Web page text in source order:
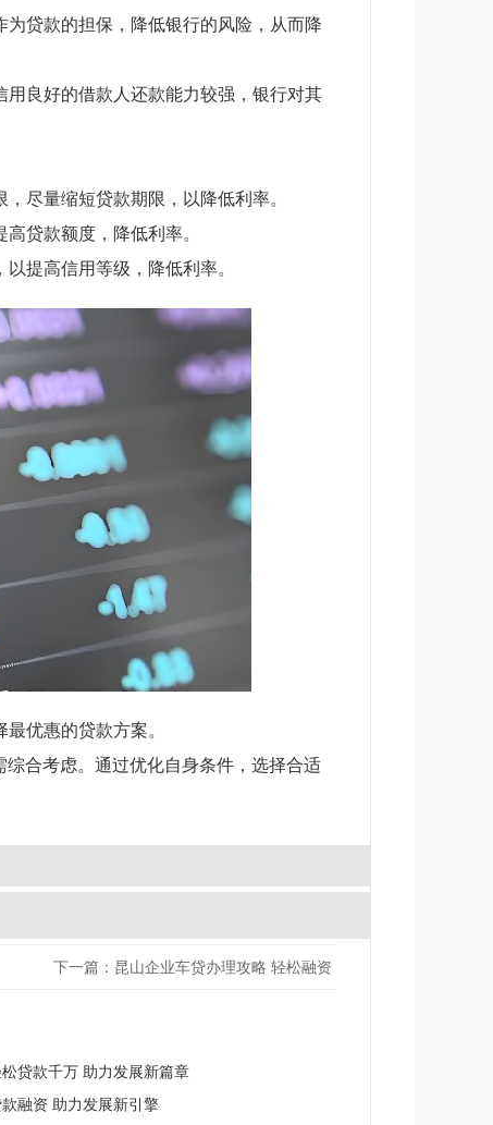
贷款的担保，降低银行的风险，从而降
良好的借款人还款能力较强，银行对其
尽量缩短贷款期限，以降低利率。
贷款额度，降低利率。
提高信用等级，降低利率。
优惠的贷款方案。
合考虑。通过优化自身条件，选择合适
下一篇：昆山企业车贷办理攻略 轻松融资
贷款千万 助力发展新篇章
融资 助力发展新引擎